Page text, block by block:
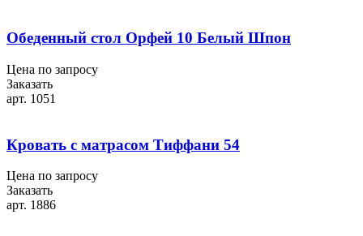
Обеденный стол Орфей 10 Белый Шпон
Цена по запросу
Заказать
арт. 1051
Кровать с матрасом Тиффани 54
Цена по запросу
Заказать
арт. 1886